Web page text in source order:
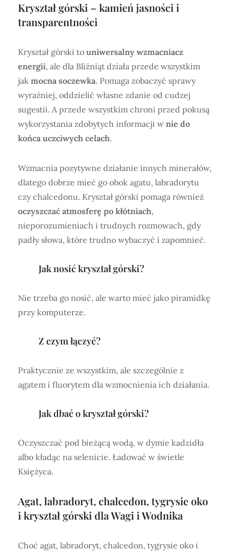
Kryształ górski – kamień jasności i
transparentności
Kryształ górski to uniwersalny wzmacniacz
energii, ale dla Bliźniąt działa przede wszystkim
jak mocna soczewka. Pomaga zobaczyć sprawy
wyraźniej, oddzielić własne zdanie od cudzej
sugestii. A przede wszystkim chroni przed pokusą
wykorzystania zdobytych informacji w nie do
końca uczciwych celach.
Wzmacnia pozytywne działanie innych minerałów,
dlatego dobrze mieć go obok agatu, labradorytu
czy chalcedonu. Kryształ górski pomaga również
oczyszczać atmosferę po kłótniach,
nieporozumieniach i trudnych rozmowach, gdy
padły słowa, które trudno wybaczyć i zapomnieć.
Jak nosić kryształ górski?
Nie trzeba go nosić, ale warto mieć jako piramidkę
przy komputerze.
Z czym łączyć?
Praktycznie ze wszystkim, ale szczególnie z
agatem i fluorytem dla wzmocnienia ich działania.
Jak dbać o kryształ górski?
Oczyszczać pod bieżącą wodą, w dymie kadzidła
albo kładąc na selenicie. Ładować w świetle
Księżyca.
Agat, labradoryt, chalcedon, tygrysie oko
i kryształ górski dla Wagi i Wodnika
Choć agat, labradoryt, chalcedon, tygrysie oko i